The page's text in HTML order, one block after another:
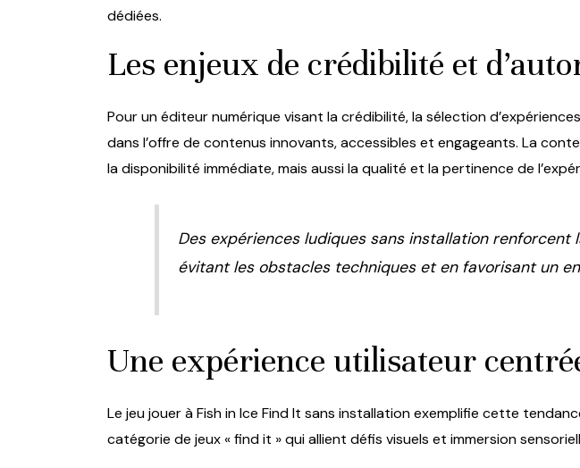
dédiées.
Les enjeux de crédibilité et
Pour un éditeur numérique visant la crédibilité, la sélection
dans l’offre de contenus innovants, accessibles et engageants. La
la disponibilité immédiate, mais aussi la qualité et la pertinence de
Des expériences ludiques sans installation renforcent
évitant les obstacles techniques et en favorisant un
Une expérience utilisateur
Le jeu jouer à Fish in Ice Find It sans installation exemplifie cette
catégorie de jeux « find it » qui allient défis visuels et immersion